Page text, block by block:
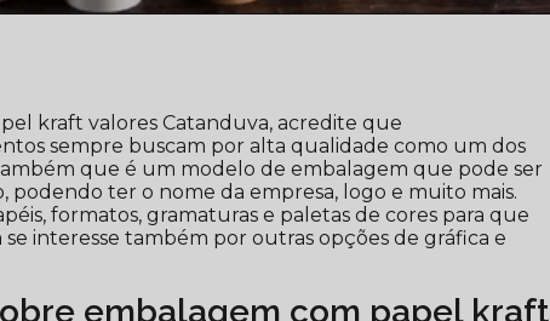
kraft valores Catanduva, acredite que
sempre buscam por alta qualidade como um dos
que é um modelo de embalagem que pode ser
podendo ter o nome da empresa, logo e muito mais.
formatos, gramaturas e paletas de cores para que
interesse também por outras opções de gráfica e
embalagem com papel kraft